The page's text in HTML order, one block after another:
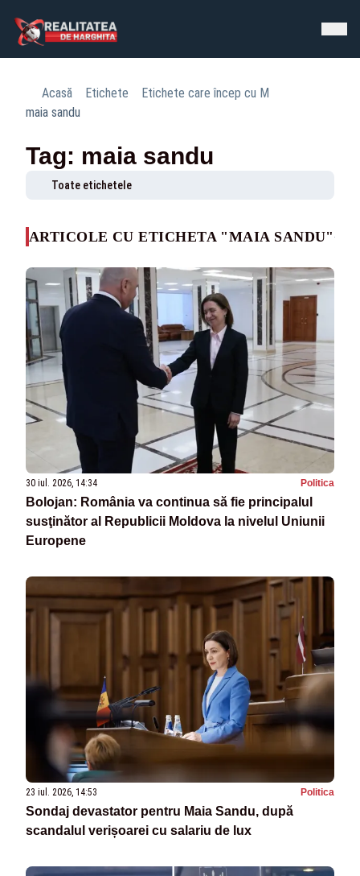
Acasă Etichete
Etichete care încep cu M
maia sandu
Tag: maia sandu
Toate etichetele
ARTICOLE CU ETICHETA "MAIA SANDU"
30 iul. 2026, 14:34 Politica
Bolojan: România va continua să fie principalul
susţinător al Republicii Moldova la nivelul Uniunii
Europene
23 iul. 2026, 14:53 Politica
Sondaj devastator pentru Maia Sandu, după
scandalul verișoarei cu salariu de lux